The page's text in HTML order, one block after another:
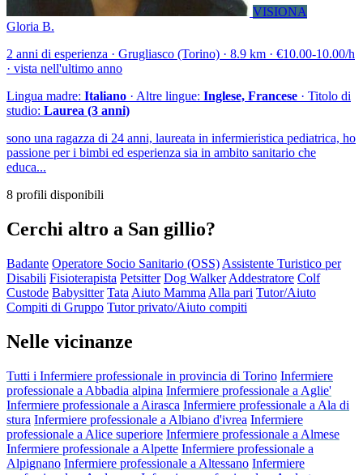
VISIONA
Gloria B.
2 anni di esperienza · Grugliasco (Torino) · 8.9 km · €10.00-10.00/h
· vista nell'ultimo anno
Lingua madre: Italiano · Altre lingue: Inglese, Francese · Titolo di
studio: Laurea (3 anni)
sono una ragazza di 24 anni, laureata in infermieristica pediatrica, ho
passione per i bimbi ed esperienza sia in ambito sanitario che
educa...
8 profili disponibili
Cerchi altro a San gillio?
Badante Operatore Socio Sanitario (OSS) Assistente Turistico per
Disabili Fisioterapista Petsitter Dog Walker Addestratore Colf
Custode Babysitter Tata Aiuto Mamma Alla pari Tutor/Aiuto
Compiti di Gruppo Tutor privato/Aiuto compiti
Nelle vicinanze
Tutti i Infermiere professionale in provincia di Torino Infermiere
professionale a Abbadia alpina Infermiere professionale a Aglie'
Infermiere professionale a Airasca Infermiere professionale a Ala di
stura Infermiere professionale a Albiano d'ivrea Infermiere
professionale a Alice superiore Infermiere professionale a Almese
Infermiere professionale a Alpette Infermiere professionale a
Alpignano Infermiere professionale a Altessano Infermiere